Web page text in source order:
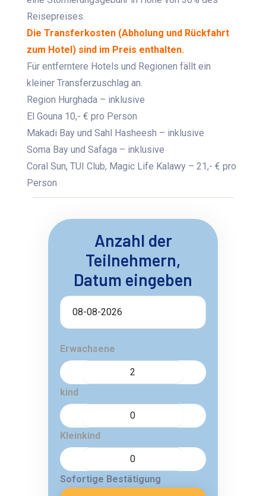
Reisepreises.
Die Transferkosten (Abholung und Rückfahrt
zum Hotel) sind im Preis enthalten.
Für entferntere Hotels und Regionen fällt ein
kleiner Transferzuschlag an.
Region Hurghada – inklusive
El Gouna 10,- € pro Person
Makadi Bay und Sahl Hasheesh – inklusive
Soma Bay und Safaga – inklusive
Coral Sun, TUI Club, Magic Life Kalawy – 21,- € pro
Person
Anzahl der
Teilnehmern,
Datum eingeben
Erwachsene
kind
Kleinkind
Sofortige Bestätigung